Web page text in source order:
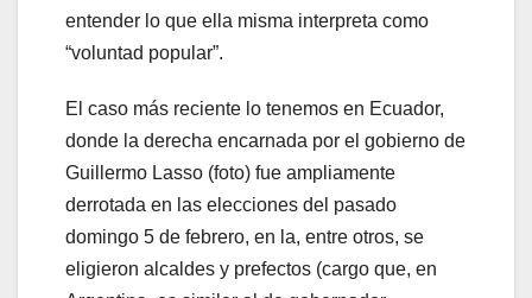
entender lo que ella misma interpreta como
“voluntad popular”.
El caso más reciente lo tenemos en Ecuador,
donde la derecha encarnada por el gobierno de
Guillermo Lasso (foto) fue ampliamente
derrotada en las elecciones del pasado
domingo 5 de febrero, en la, entre otros, se
eligieron alcaldes y prefectos (cargo que, en